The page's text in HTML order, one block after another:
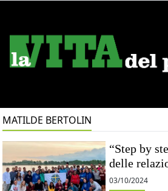
MATILDE BERTOLIN
“Step by
delle
03/10/2024